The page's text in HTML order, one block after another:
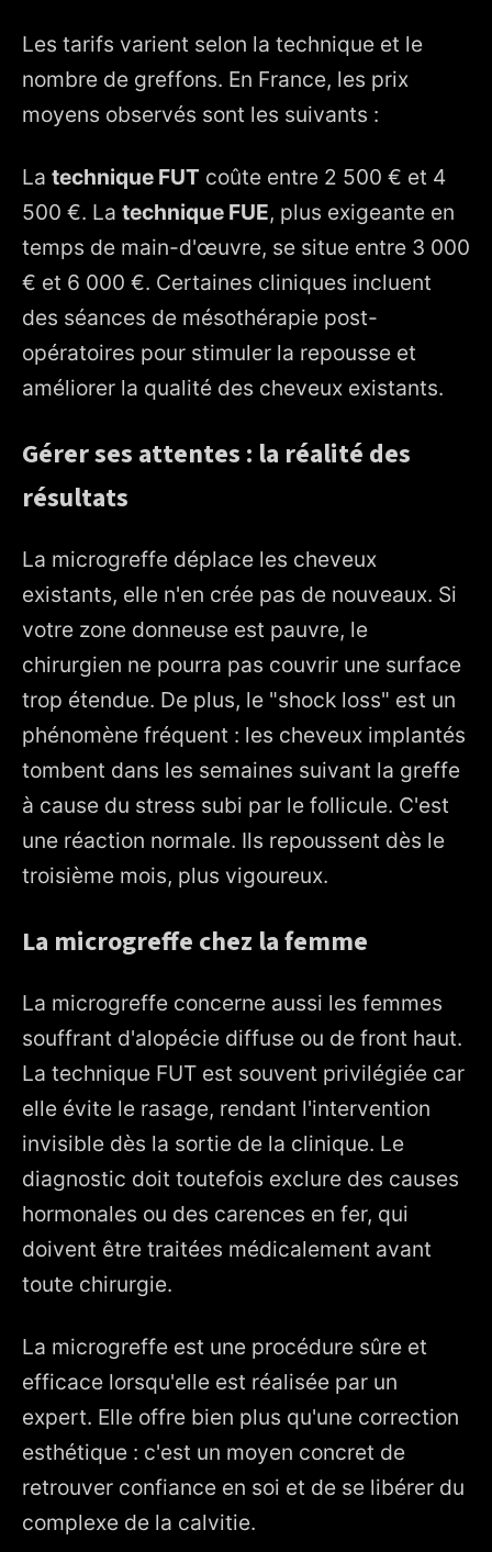
Les tarifs varient selon la technique et le
nombre de greffons. En France, les prix
moyens observés sont les suivants :
La technique FUT coûte entre 2 500 € et 4
500 €. La technique FUE, plus exigeante en
temps de main-d'œuvre, se situe entre 3 000
€ et 6 000 €. Certaines cliniques incluent
des séances de mésothérapie post-
opératoires pour stimuler la repousse et
améliorer la qualité des cheveux existants.
Gérer ses attentes : la réalité des
résultats
La microgreffe déplace les cheveux
existants, elle n'en crée pas de nouveaux. Si
votre zone donneuse est pauvre, le
chirurgien ne pourra pas couvrir une surface
trop étendue. De plus, le "shock loss" est un
phénomène fréquent : les cheveux implantés
tombent dans les semaines suivant la greffe
à cause du stress subi par le follicule. C'est
une réaction normale. Ils repoussent dès le
troisième mois, plus vigoureux.
La microgreffe chez la femme
La microgreffe concerne aussi les femmes
souffrant d'alopécie diffuse ou de front haut.
La technique FUT est souvent privilégiée car
elle évite le rasage, rendant l'intervention
invisible dès la sortie de la clinique. Le
diagnostic doit toutefois exclure des causes
hormonales ou des carences en fer, qui
doivent être traitées médicalement avant
toute chirurgie.
La microgreffe est une procédure sûre et
efficace lorsqu'elle est réalisée par un
expert. Elle offre bien plus qu'une correction
esthétique : c'est un moyen concret de
retrouver confiance en soi et de se libérer du
complexe de la calvitie.